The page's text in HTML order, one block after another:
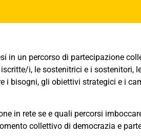
un percorso di partecipazione
i, le sostenitrici e i sostenitori,
i bisogni, gli obiettivi strategici e i
in rete se e quali percorsi
collettivo di democrazia e